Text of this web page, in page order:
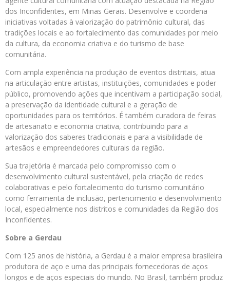
dos Inconfidentes, em Minas Gerais. Desenvolve e coordena
iniciativas voltadas à valorização do patrimônio cultural, das
tradições locais e ao fortalecimento das comunidades por meio
da cultura, da economia criativa e do turismo de base
comunitária.
Com ampla experiência na produção de eventos distritais, atua
na articulação entre artistas, instituições, comunidades e poder
público, promovendo ações que incentivam a participação social,
a preservação da identidade cultural e a geração de
oportunidades para os territórios. É também curadora de feiras
de artesanato e economia criativa, contribuindo para a
valorização dos saberes tradicionais e para a visibilidade de
artesãos e empreendedores culturais da região.
Sua trajetória é marcada pelo compromisso com o
desenvolvimento cultural sustentável, pela criação de redes
colaborativas e pelo fortalecimento do turismo comunitário
como ferramenta de inclusão, pertencimento e desenvolvimento
local, especialmente nos distritos e comunidades da Região dos
Inconfidentes.
Sobre a Gerdau
Com 125 anos de história, a Gerdau é a maior empresa brasileira
produtora de aço e uma das principais fornecedoras de aços
longos e de aços especiais do mundo. No Brasil, também produz